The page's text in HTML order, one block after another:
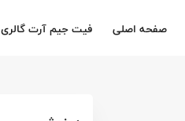
صفحه اصلی فیت جیم آرت گالری